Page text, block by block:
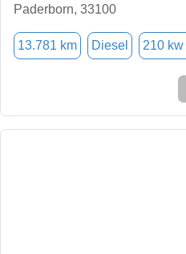
Paderborn, 33100
13.781 km Diesel 210